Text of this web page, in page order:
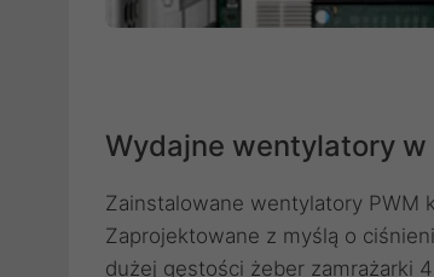
Wydajne wentylatory
Zainstalowane wentylatory PWM
Zaprojektowane z myślą o
dużej gęstości żeber zamrażarki